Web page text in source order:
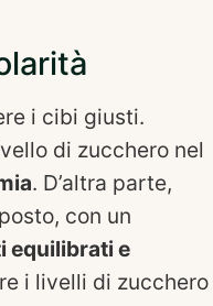
i cibi giusti.
di zucchero nel
. D’altra parte,
con un
equilibrati e
i livelli di zucchero